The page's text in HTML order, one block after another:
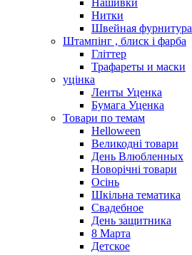
Нашивки
Нитки
Швейная фурнитура
Штампінг , блиск і фарба
Гліттер
Трафареты и маски
уцінка
Ленты Уценка
Бумага Уценка
Товари по темам
Helloween
Великодні товари
День Влюбленных
Новорічні товари
Осінь
Шкільна тематика
Свадебное
День защитника
8 Марта
Детское